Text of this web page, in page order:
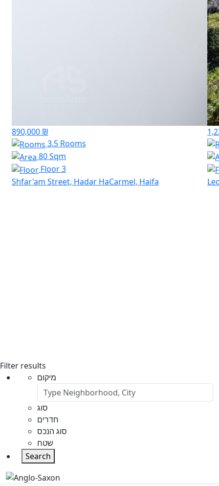
890,000 ₪
3.5 Rooms
80 Sqm
Floor 3
Shfar'am Street, Hadar HaCarmel, Haifa
Filter results
מיקום
סוג
חדרים
סוג הנכס
שטח
Search